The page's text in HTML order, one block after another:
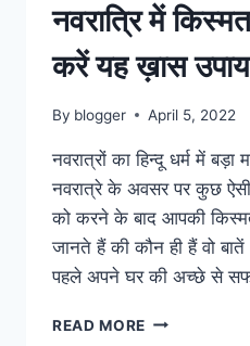
नवरात्रि में
करें यह ख़ास उपाय
By blogger April 5, 2022
नवरात्रों का हिन्दू धर्म में
नवरात्रे के अवसर पर कुछ
को करने के बाद आपकी
जानते हैं की कौन ही हैं वो
पहले अपने घर की अच्छे से
READ MORE नवरात्रि